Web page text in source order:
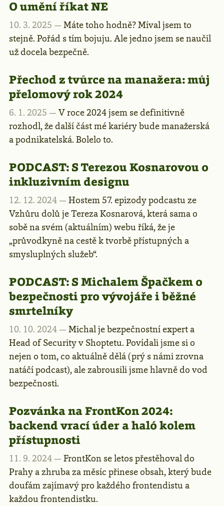
O umění říkat NE
10. 3. 2025 — Máte toho hodně? Míval jsem to
stejně. Pořád s tím bojuju. Ale jedno jsem se naučil
už docela bezpečně.
Přechod z tvůrce na manažera: můj
přelomový rok 2024
6. 1. 2025 — V roce 2024 jsem se definitivně
rozhodl, že další část mé kariéry bude manažerská
a podnikatelská. Bolelo to.
PODCAST:S Terezou Kosnarovou o
inkluzivním designu
12. 12. 2024 — Hostem 57. epizody podcastu ze
Vzhůru dolů je Tereza Kosnarová, která sama o
sobě na svém (aktuálním) webu říká, že je
„průvodkyně na cestě k tvorbě přístupných a
smysluplných služeb“.
PODCAST:S Michalem Špačkem o
bezpečnosti pro vývojáře i běžné
smrtelníky
10. 10. 2024 — Michal je bezpečnostní expert a
Head of Security v Shoptetu. Povídali jsme si o
nejen o tom, co aktuálně dělá (prý s námi zrovna
natáčí podcast), ale zabrousili jsme hlavně do vod
bezpečnosti.
Pozvánka na FrontKon 2024:
backend vrací úder a haló kolem
přístupnosti
11. 9. 2024 — FrontKon se letos přestěhoval do
Prahy a zhruba za měsíc přinese obsah, který bude
doufám zajímavý pro každého frontendistu a
každou frontendistku.